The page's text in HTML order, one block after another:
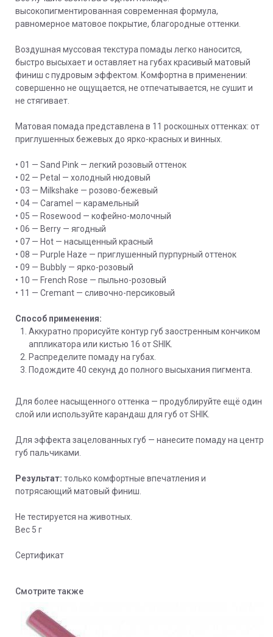
высокопигментированная современная формула,
равномерное матовое покрытие, благородные оттенки.
Воздушная муссовая текстура помады легко наносится,
быстро высыхает и оставляет на губах красивый матовый
финиш с пудровым эффектом. Комфортна в применении:
совершенно не ощущается, не отпечатывается, не сушит и
не стягивает.
Матовая помада представлена в 11 роскошных оттенках: от
приглушенных бежевых до ярко-красных и винных.
• 01 — Sand Pink — легкий розовый оттенок
• 02 — Petal — холодный нюдовый
• 03 — Milkshake — розово-бежевый
• 04 — Caramel — карамельный
• 05 — Rosewood — кофейно-молочный
• 06 — Berry — ягодный
• 07 — Hot — насыщенный красный
• 08 — Purple Haze — приглушенный пурпурный оттенок
• 09 — Bubbly — ярко-розовый
• 10 — French Rose — пыльно-розовый
• 11 — Cremant — сливочно-персиковый
Способ применения:
Аккуратно прорисуйте контур губ заостренным кончиком
аппликатора или кистью 16 от SHIK.
Распределите помаду на губах.
Подождите 40 секунд до полного высыхания пигмента.
Для более насыщенного оттенка — продублируйте ещё один
слой или используйте карандаш для губ от SHIK.
Для эффекта зацелованных губ — нанесите помаду на центр
губ пальчиками.
Результат: только комфортные впечатления и
потрясающий матовый финиш.
Не тестируется на животных.
Вес 5 г
Сертификат
Смотрите также